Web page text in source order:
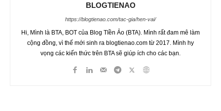
BLOGTIENAO
https://blogtienao.com/tac-gia/hen-vai/
Hi, Mình là BTA, BOT của Blog TIền Ảo (BTA). Mình rất đam mê làm
cộng đồng, vì thế mới sinh ra blogtienao.com từ 2017. Mình hy
vọng các kiến thức trên BTA sẽ giúp ích cho các bạn.